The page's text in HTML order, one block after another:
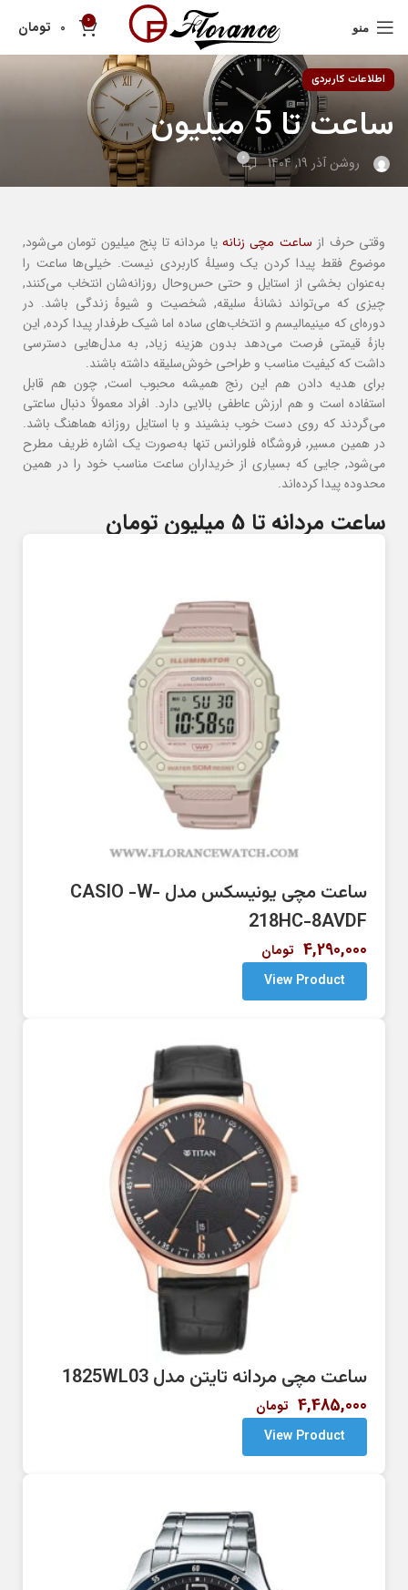
منو 0
0 تومان
اطلاعات کاربردی
ساعت تا 5 میلیون
روشن آذر 19, 1404 0
وقتی حرف از ساعت مچی زنانه یا مردانه تا پنج میلیون تومان می‌شود,
موضوع فقط پیدا کردن یک وسیلهٔ کاربردی نیست. خیلی‌ها ساعت را
به‌عنوان بخشی از استایل و حتی حس‌وحال روزانه‌شان انتخاب می‌کنند,
چیزی که می‌تواند نشانهٔ سلیقه, شخصیت و شیوهٔ زندگی باشد. در
دوره‌ای که مینیمالیسم و انتخاب‌های ساده اما شیک طرفدار پیدا کرده, این
بازهٔ قیمتی فرصت می‌دهد بدون هزینه زیاد, به مدل‌هایی دسترسی
داشت که کیفیت مناسب و طراحی خوش‌سلیقه داشته باشند.
برای هدیه دادن هم این رنج همیشه محبوب است, چون هم قابل
استفاده است و هم ارزش عاطفی بالایی دارد. افراد معمولاً دنبال ساعتی
می‌گردند که روی دست خوب بنشیند و با استایل روزانه هماهنگ باشد.
در همین مسیر, فروشگاه فلورانس تنها به‌صورت یک اشاره ظریف مطرح
می‌شود, جایی که بسیاری از خریداران ساعت مناسب خود را در همین
محدوده پیدا کرده‌اند.
ساعت مردانه تا 5 میلیون تومان
ساعت مچی یونیسکس مدل CASIO -W-
218HC-8AVDF
4,290,000 تومان
View Product
ساعت مچی مردانه تایتن مدل 1825WL03
4,485,000 تومان
View Product